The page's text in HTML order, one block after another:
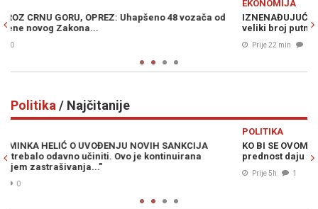
IZNENAĐUJUĆI REZULTATI: Oživjela Unska pruga, za vikende
veliki broj putnika...
Politika / Najčitanije
KO BI SE OVOME NADAO: Rezultati ankete u Republici Srpskoj
prednost daju ovim političarima i strankama...